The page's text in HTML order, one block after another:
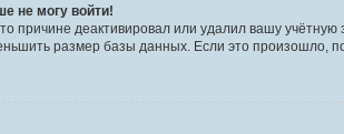
не могу войти!
причине деактивировал или удалил вашу
размер базы данных. Если это произошло,